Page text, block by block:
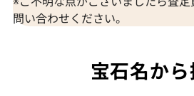
問い合わせください。
宝石名か